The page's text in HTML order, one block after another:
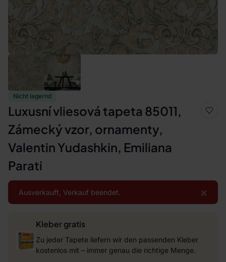
Nicht lagernd
Luxusní vliesová tapeta 85011,
Zámecký vzor, ornamenty,
Valentin Yudashkin, Emiliana
Parati
×
Ausverkauft, Verkauf beendet.
Kleber gratis
Zu jeder Tapete liefern wir den passenden Kleber
kostenlos mit – immer genau die richtige Menge.